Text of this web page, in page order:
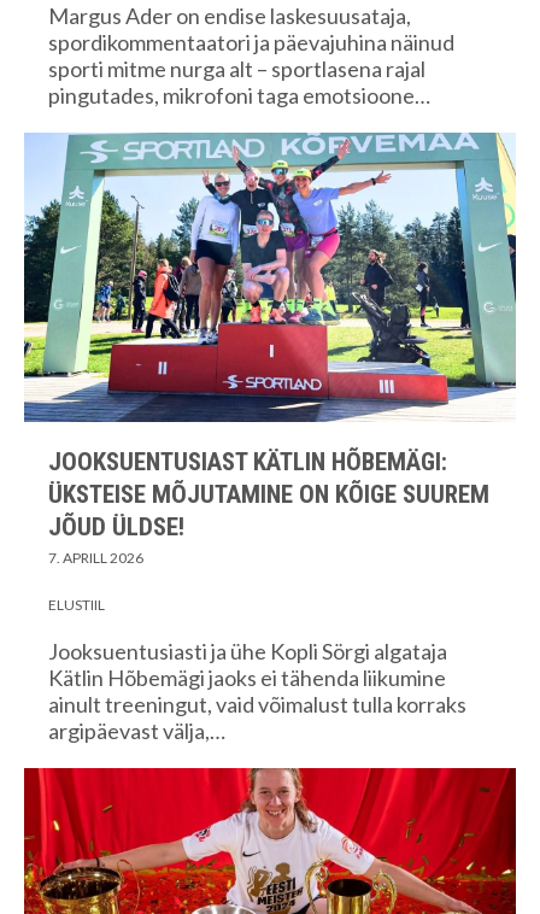
Margus Ader on endise laskesuusataja,
spordikommentaatori ja päevajuhina näinud
sporti mitme nurga alt – sportlasena rajal
pingutades, mikrofoni taga emotsioone…
JOOKSUENTUSIAST KÄTLIN HÕBEMÄGI:
ÜKSTEISE MÕJUTAMINE ON KÕIGE SUUREM
JÕUD ÜLDSE!
7. APRILL 2026
ELUSTIIL
Jooksuentusiasti ja ühe Kopli Sörgi algataja
Kätlin Hõbemägi jaoks ei tähenda liikumine
ainult treeningut, vaid võimalust tulla korraks
argipäevast välja,…